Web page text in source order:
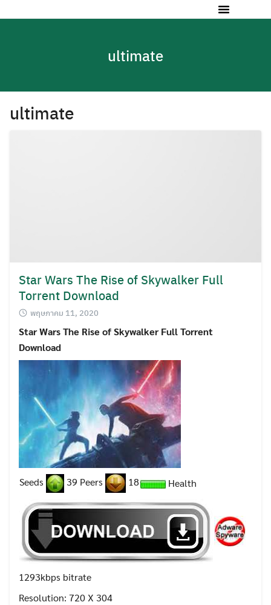
ultimate
ultimate
Star Wars The Rise of Skywalker Full
Torrent Download
พฤษภาคม 11, 2020
Star Wars The Rise of Skywalker Full Torrent
Download
Seeds 39 Peers 18 Health
1293kbps bitrate
Resolution: 720 X 304